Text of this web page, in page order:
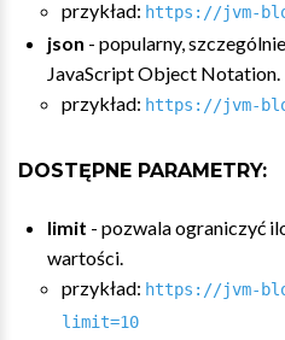
przykład: https://jvm-
json - popularny,
JavaScript Object Notation.
przykład: https://jvm-
DOSTĘPNE PARAMETRY:
limit - pozwala ograniczyć
wartości.
przykład: https://jvm-
limit=10